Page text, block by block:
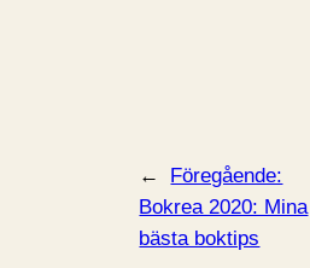
←
Föregående:
Bokrea 2020: Mina
bästa boktips